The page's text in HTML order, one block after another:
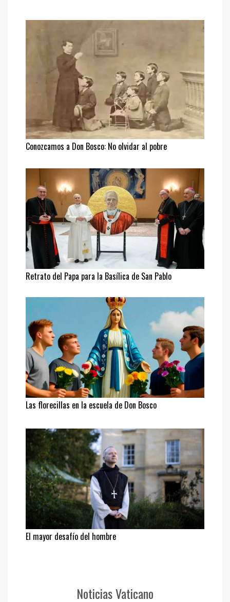
Conozcamos a Don Bosco: No olvidar al pobre
Retrato del Papa para la Basílica de San Pablo
Las florecillas en la escuela de Don Bosco
El mayor desafío del hombre
Noticias Vaticano